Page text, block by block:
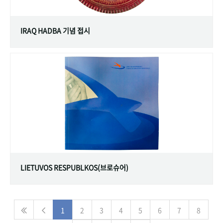
IRAQ HADBA 기념 접시
LIETUVOS RESPUBLKOS(브로슈어)
1 2 3 4 5 6 7 8